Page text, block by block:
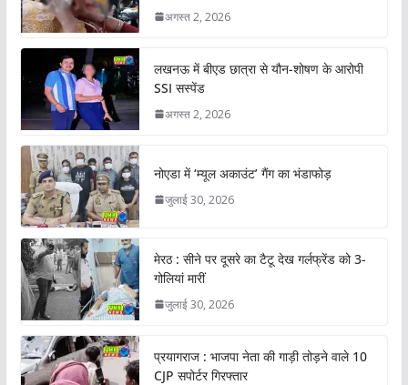
अगस्त 2, 2026
लखनऊ में बीएड छात्रा से यौन-शोषण के आरोपी
SSI सस्पेंड
अगस्त 2, 2026
नोएडा में ‘म्यूल अकाउंट’ गैंग का भंडाफोड़
जुलाई 30, 2026
मेरठ : सीने पर दूसरे का टैटू देख गर्लफ्रेंड को 3-
गोलियां मारीं
जुलाई 30, 2026
प्रयागराज : भाजपा नेता की गाड़ी तोड़ने वाले 10
CJP सपोर्टर गिरफ्तार